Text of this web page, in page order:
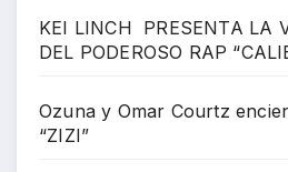
KEI LINCH PRESENTA LA
DEL PODEROSO RAP
Ozuna y Omar Courtz
“ZIZI”